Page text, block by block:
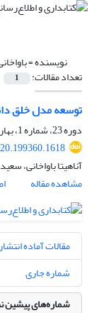
نویسنده =
تعداد مقالات: 1
توسعه مدل خلق
دوره 23، شماره 1، بهار 1399، صفحه
آناهیتا باواخانی،
مشاهده مقاله
مقالات آماده
شماره جاری
شماره‌های پیشین